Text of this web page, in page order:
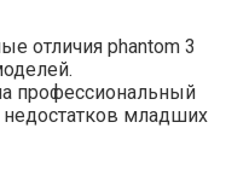
отличия phantom 3
профессиональный
младших